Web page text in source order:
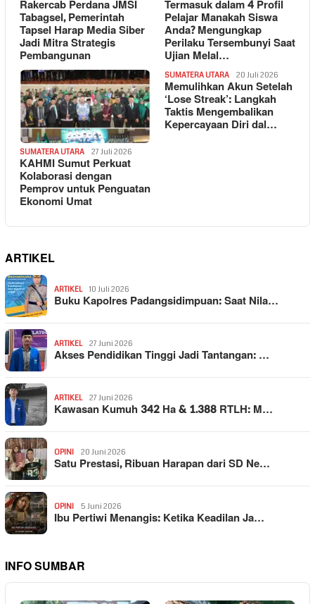
Rakercab Perdana JMSI
Tabagsel, Pemerintah
Tapsel Harap Media Siber
Jadi Mitra Strategis
Pembangunan
Termasuk dalam 4 Profil
Pelajar Manakah Siswa
Anda? Mengungkap
Perilaku Tersembunyi Saat
Ujian Melal…
SUMATERA UTARA 27 Juli 2026
KAHMI Sumut Perkuat
Kolaborasi dengan
Pemprov untuk Penguatan
Ekonomi Umat
SUMATERA UTARA 20 Juli 2026
Memulihkan Akun Setelah
‘Lose Streak’: Langkah
Taktis Mengembalikan
Kepercayaan Diri dal…
ARTIKEL
ARTIKEL 10 Juli 2026
Buku Kapolres Padangsidimpuan: Saat Nila…
ARTIKEL 27 Juni 2026
Akses Pendidikan Tinggi Jadi Tantangan: …
ARTIKEL 27 Juni 2026
Kawasan Kumuh 342 Ha & 1.388 RTLH: M…
OPINI 20 Juni 2026
Satu Prestasi, Ribuan Harapan dari SD Ne…
OPINI 5 Juni 2026
Ibu Pertiwi Menangis: Ketika Keadilan Ja…
INFO SUMBAR